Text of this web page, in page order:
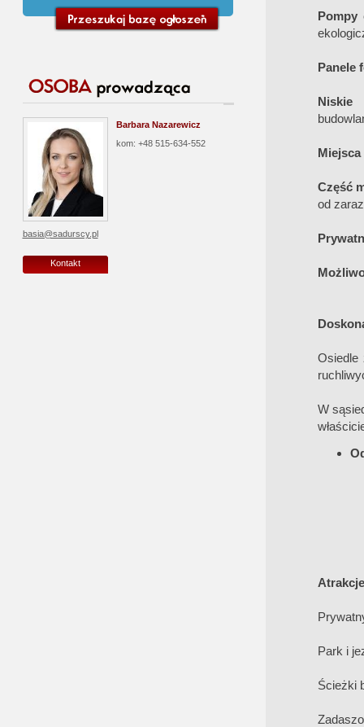
Barbara Nazarewicz
kom: +48 515-634-552
basia@sadurscy.pl
Kontakt
Pompy
Panele
Niskie
Część
od
Osiedle
W
Park i
Ścieżki